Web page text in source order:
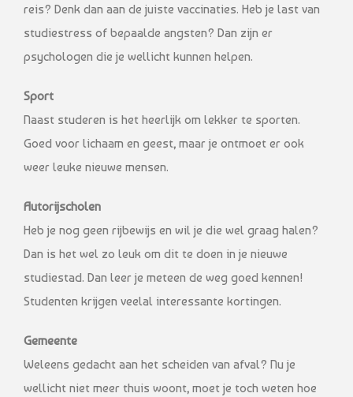
reis? Denk dan aan de juiste vaccinaties. Heb je last van
studiestress of bepaalde angsten? Dan zijn er
psychologen die je wellicht kunnen helpen.
Sport
Naast studeren is het heerlijk om lekker te sporten.
Goed voor lichaam en geest, maar je ontmoet er ook
weer leuke nieuwe mensen.
Autorijscholen
Heb je nog geen rijbewijs en wil je die wel graag halen?
Dan is het wel zo leuk om dit te doen in je nieuwe
studiestad. Dan leer je meteen de weg goed kennen!
Studenten krijgen veelal interessante kortingen.
Gemeente
Weleens gedacht aan het scheiden van afval? Nu je
wellicht niet meer thuis woont, moet je toch weten hoe